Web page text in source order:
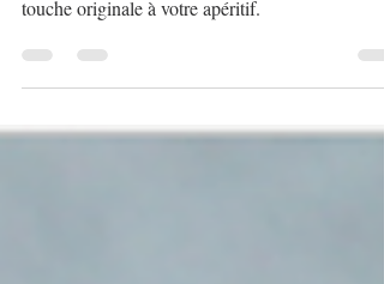
grenade
Léger, coloré et plein de douceur, ce houmous de
courge à la feta et à la grenade apportera une